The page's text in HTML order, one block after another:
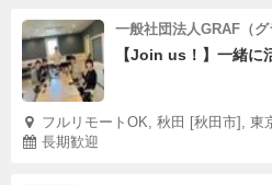
一般社団法人GRAF（グ
【Join us！】一緒に
フルリモートOK, 秋田 [秋田市], 東
長期歓迎